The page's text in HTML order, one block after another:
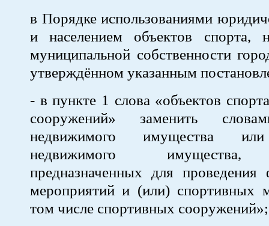
в Порядке использованиями
и населением объектов спорта,
муниципальной собственности
утверждённом указанным
- в пункте 1 слова «объектов
сооружений» заменить
недвижимого имущества или
недвижимого имущества,
предназначенных для проведения
мероприятий и (или) спортивных
том числе спортивных сооружений»;